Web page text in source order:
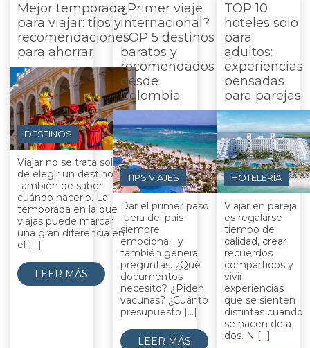
Mejor temporada
para viajar: tips y
recomendaciones
para ahorrar
DESTINOS
Viajar no se trata solo
de elegir un destino,
también de saber
cuándo hacerlo. La
temporada en la que
viajas puede marcar
una gran diferencia en
el [...]
LEER MÁS
¿Primer viaje
internacional?
TOP 5 destinos
baratos y
recomendados
desde
Colombia
TIPS VIAJES
Dar el primer paso
fuera del país
siempre
emociona… y
también genera
preguntas. ¿Qué
documentos
necesito? ¿Piden
vacunas? ¿Cuánto
presupuesto [...]
LEER MÁS
TOP 10
hoteles solo
para
adultos:
experiencias
pensadas
para parejas
HOTELERÍA
Viajar en pareja
es regalarse
tiempo de
calidad, crear
recuerdos
compartidos y
vivir
experiencias
que se sienten
distintas cuando
se hacen de a
dos. N [...]